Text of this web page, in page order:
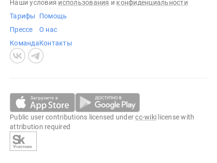
Наши условия использования и конфиденциальности
Тарифы
Прессе
Команда
Помощь
О нас
Контакты
Public user contributions licensed undercc-wiki license with
attribution required